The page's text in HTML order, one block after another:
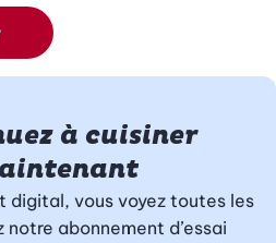
à cuisiner
digital, vous voyez toutes les
abonnement d’essai